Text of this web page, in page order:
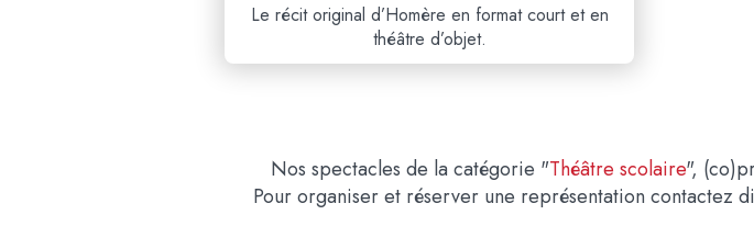
Le récit original d’Homère en format court et en
théâtre d’objet.
Nos spectacles de la catégorie "Théâtre scolaire",
Pour organiser et réserver une représentation contactez